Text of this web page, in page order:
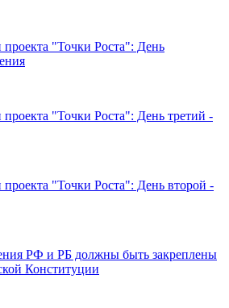
"Точки Роста": День
"Точки Роста": День третий -
"Точки Роста": День второй -
РФ и РБ должны быть закреплены
Конституции